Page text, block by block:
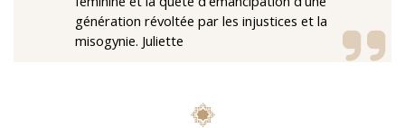
génération révoltée par les injustices et la
misogynie. Juliette